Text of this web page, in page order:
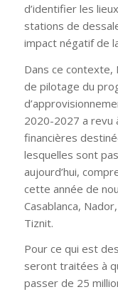
d’identifier les
stations de
impact négatif de
Dans ce contexte,
de pilotage du
2020-2027 a revu
financières
lesquelles sont
aujourd’hui,
cette année de
Casablanca,
Tiznit.
Pour ce qui est
seront traitées à
passer de 25